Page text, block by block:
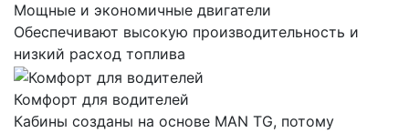
Мощные и экономичные двигатели
Обеспечивают высокую производительность и
низкий расход топлива
Комфорт для водителей
Кабины созданы на основе MAN TG, потому